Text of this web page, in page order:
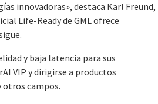
innovadoras», destaca Karl Freund,
Life-Ready de GML ofrece
y baja latencia para sus
VIP y dirigirse a productos
campos.